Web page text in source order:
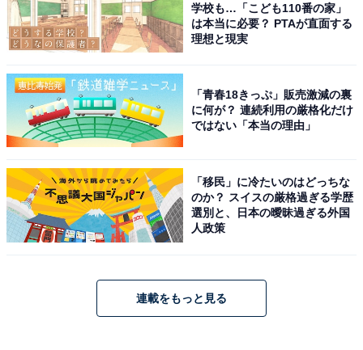
学校も…「こども110番の家」
は本当に必要？ PTAが直面する
理想と現実
「青春18きっぷ」販売激減の裏
に何が？ 連続利用の厳格化だけ
ではない「本当の理由」
「移民」に冷たいのはどっちな
のか？ スイスの厳格過ぎる学歴
選別と、日本の曖昧過ぎる外国
人政策
連載をもっと見る